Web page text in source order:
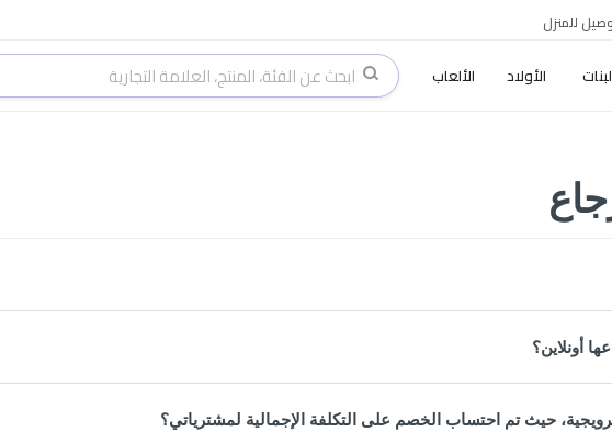
للمنزل
الأولاد الألعاب
أونلاين؟
حيث تم احتساب الخصم على التكلفة الإجمالية لمشترياتي؟